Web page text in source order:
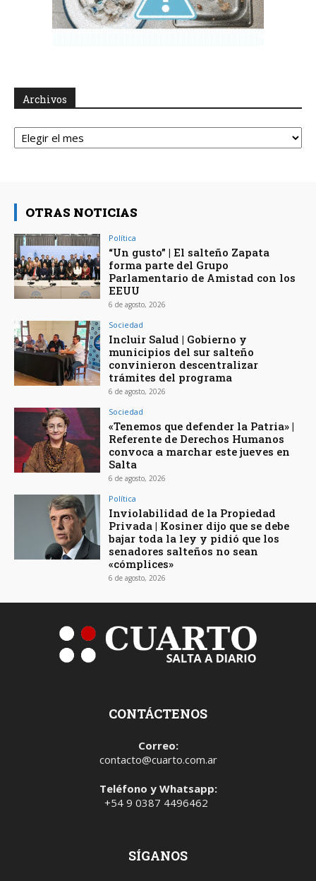
Archivos
Archivos
OTRAS NOTICIAS
Política
“Un gusto” | El salteño Zapata
forma parte del Grupo
Parlamentario de Amistad con los
EEUU
6 de agosto, 2026
Sociedad
Incluir Salud | Gobierno y
municipios del sur salteño
convinieron descentralizar
trámites del programa
6 de agosto, 2026
Sociedad
«Tenemos que defender la Patria» |
Referente de Derechos Humanos
convoca a marchar este jueves en
Salta
6 de agosto, 2026
Política
Inviolabilidad de la Propiedad
Privada | Kosiner dijo que se debe
bajar toda la ley y pidió que los
senadores salteños no sean
«cómplices»
6 de agosto, 2026
CONTÁCTENOS
Correo:
contacto@cuarto.com.ar
Teléfono y Whatsapp:
+54 9 0387 4496462
SÍGANOS